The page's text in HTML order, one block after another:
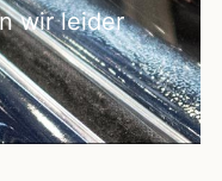
wir leider